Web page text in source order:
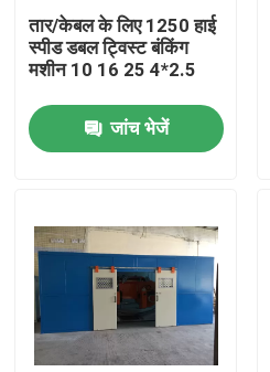
उत्पाद
वीडियो
तार/केबल के लिए 1250 हाई
स्पीड डबल ट्विस्ट बंकिंग
मशीन 10 16 25 4*2.5
जांच भेजें